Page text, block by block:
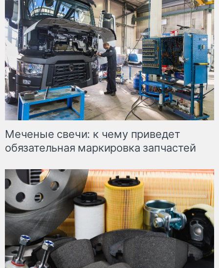
Меченые свечи: к чему приведет
обязательная маркировка запчастей